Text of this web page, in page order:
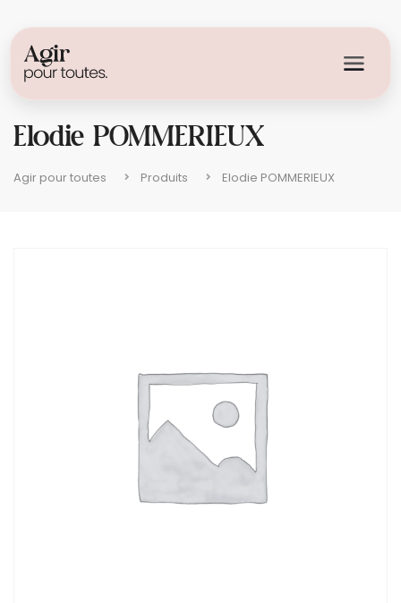
Elodie POMMERIEUX
Agir pour toutes Produits Elodie POMMERIEUX